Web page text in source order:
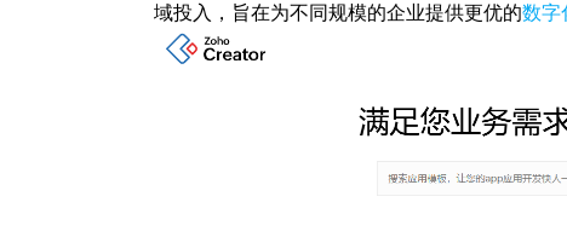
域投入，旨在为不同规模的企业提供更优的数字